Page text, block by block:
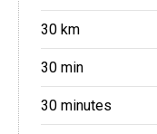
30 km
30 min
30 minutes